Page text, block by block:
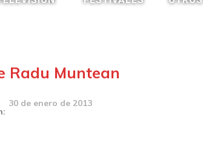
Radu Muntean
30 de enero de 2013